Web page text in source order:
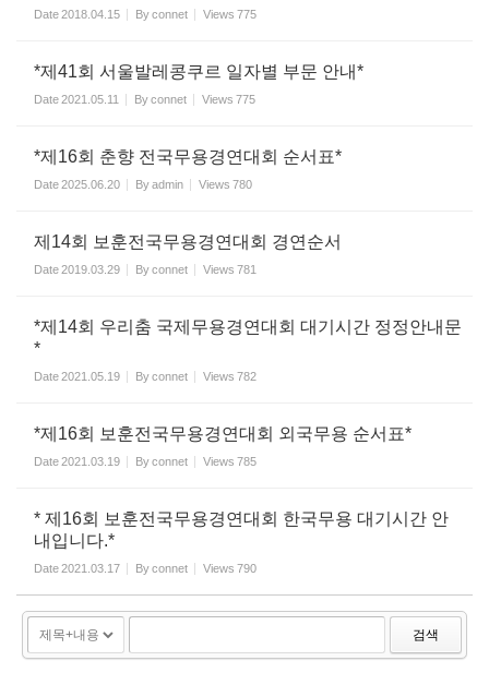
Date2018.04.15 Byconnet Views 775
*제41회 서울발레콩쿠르 일자별 부문 안내*
Date2021.05.11 Byconnet Views 775
*제16회 춘향 전국무용경연대회 순서표*
Date2025.06.20 Byadmin Views 780
제14회 보훈전국무용경연대회 경연순서
Date2019.03.29 Byconnet Views 781
*제14회 우리춤 국제무용경연대회 대기시간 정정안내문
*
Date2021.05.19 Byconnet Views 782
*제16회 보훈전국무용경연대회 외국무용 순서표*
Date2021.03.19 Byconnet Views 785
* 제16회 보훈전국무용경연대회 한국무용 대기시간 안
내입니다.*
Date2021.03.17 Byconnet Views 790
검색